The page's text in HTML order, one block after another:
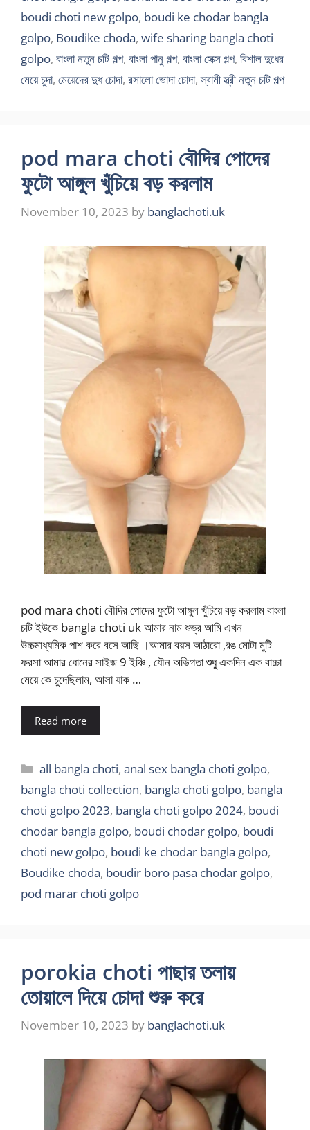
boudi choti new golpo, boudi ke chodar bangla
golpo, Boudike choda, wife sharing bangla choti
golpo, বাংলা নতুন চটি গল্প, বাংলা পানু গল্প, বাংলা সেক্স গল্প, বিশাল দুধের
মেয়ে চুদা, মেয়েদের দুধ চোদা, রসালো ভোদা চোদা,স্বামী স্ত্রী নতুন চটি গল্প
pod mara choti বৌদির পোদের
ফুটো আঙ্গুল খুঁচিয়ে বড় করলাম
November 10, 2023 by banglachoti.uk
pod mara choti বৌদির পোদের ফুটো আঙ্গুল খুঁচিয়ে বড় করলাম বাংলা
চটি ইউকে bangla choti uk আমার নাম শুভ্র আমি এখন
উচ্চমাধ্যমিক পাশ করে বসে আছি ।আমার বয়স আঠারো ,রঙ মোটা মুটি
ফরসা আমার ধোনের সাইজ 9 ইঞ্চি , যৌন অভিগতা শুধু একদিন এক বাচ্চা
মেয়ে কে চুদেছিলাম, আসা যাক …
Read more
Categories
all bangla choti,anal sex bangla choti golpo,
bangla choti collection, bangla choti golpo, bangla
choti golpo 2023, bangla choti golpo 2024, boudi
chodar bangla golpo, boudi chodar golpo, boudi
choti new golpo, boudi ke chodar bangla golpo,
Boudike choda, boudir boro pasa chodar golpo,
pod marar choti golpo
porokia choti পাছার তলায়
তোয়ালে দিয়ে চোদা শুরু করে
November 10, 2023 by banglachoti.uk